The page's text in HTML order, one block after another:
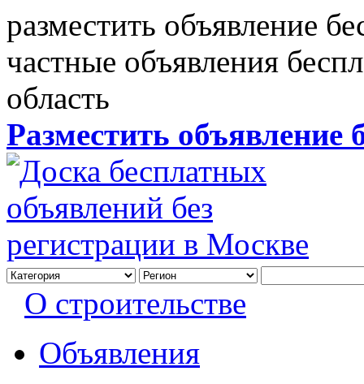
разместить объявление
частные объявления
область
Разместить объявление
О строительстве
Объявления